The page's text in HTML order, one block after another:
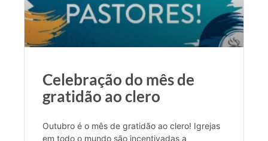
Celebração do mês de
gratidão ao clero
Outubro é o mês de gratidão ao clero! Igrejas
em todo o mundo são incentivadas a